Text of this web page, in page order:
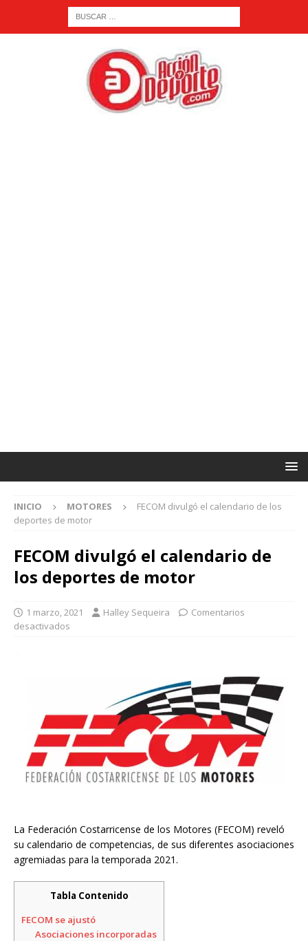
INICIO MOTORES
FECOM divulgó el calendario de los
deportes de motor
FECOM divulgó el calendario de
los deportes de motor
1 marzo, 2021 Halley Sequeira
Comentarios
desactivados
La Federación Costarricense de los Motores (FECOM) reveló
su calendario de competencias, de sus diferentes asociaciones
agremiadas para la temporada 2021.
Tabla Contenido
FECOM se ajustó
Asociaciones incorporadas